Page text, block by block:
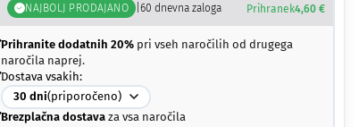
NAJBOLJ PRODAJANO |60 dnevna zaloga
Prihranek4,60 €
Prihranite dodatnih 20% pri vseh naročilih od drugega
naročila naprej.
Dostava vsakih:
30 dni(priporočeno)
Brezplačna dostava za vsa naročila